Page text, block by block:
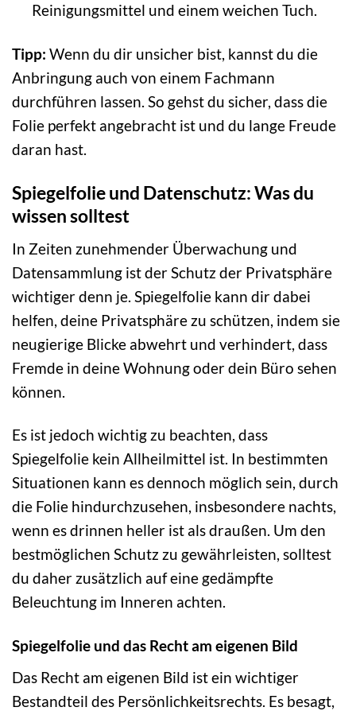
Reinigungsmittel und einem weichen Tuch.
Tipp: Wenn du dir unsicher bist, kannst du die
Anbringung auch von einem Fachmann
durchführen lassen. So gehst du sicher, dass die
Folie perfekt angebracht ist und du lange Freude
daran hast.
Spiegelfolie und Datenschutz: Was du
wissen solltest
In Zeiten zunehmender Überwachung und
Datensammlung ist der Schutz der Privatsphäre
wichtiger denn je. Spiegelfolie kann dir dabei
helfen, deine Privatsphäre zu schützen, indem sie
neugierige Blicke abwehrt und verhindert, dass
Fremde in deine Wohnung oder dein Büro sehen
können.
Es ist jedoch wichtig zu beachten, dass
Spiegelfolie kein Allheilmittel ist. In bestimmten
Situationen kann es dennoch möglich sein, durch
die Folie hindurchzusehen, insbesondere nachts,
wenn es drinnen heller ist als draußen. Um den
bestmöglichen Schutz zu gewährleisten, solltest
du daher zusätzlich auf eine gedämpfte
Beleuchtung im Inneren achten.
Spiegelfolie und das Recht am eigenen Bild
Das Recht am eigenen Bild ist ein wichtiger
Bestandteil des Persönlichkeitsrechts. Es besagt,